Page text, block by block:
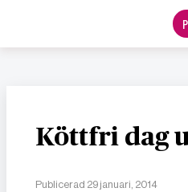
Köttfri dag
Publicerad 29 januari, 2014